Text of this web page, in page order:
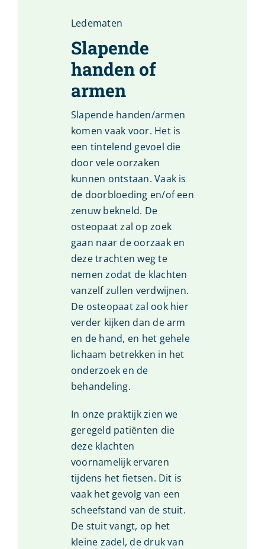
Ledematen
Slapende
handen of
armen
Slapende handen/armen
komen vaak voor. Het is
een tintelend gevoel die
door vele oorzaken
kunnen ontstaan. Vaak is
de doorbloeding en/of een
zenuw bekneld. De
osteopaat zal op zoek
gaan naar de oorzaak en
deze trachten weg te
nemen zodat de klachten
vanzelf zullen verdwijnen.
De osteopaat zal ook hier
verder kijken dan de arm
en de hand, en het gehele
lichaam betrekken in het
onderzoek en de
behandeling.
In onze praktijk zien we
geregeld patiënten die
deze klachten
voornamelijk ervaren
tijdens het fietsen. Dit is
vaak het gevolg van een
scheefstand van de stuit.
De stuit vangt, op het
kleine zadel, de druk van